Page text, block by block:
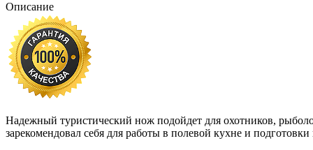
Описание
Надежный туристический нож подойдет для охотников,
зарекомендовал себя для работы в полевой кухне и